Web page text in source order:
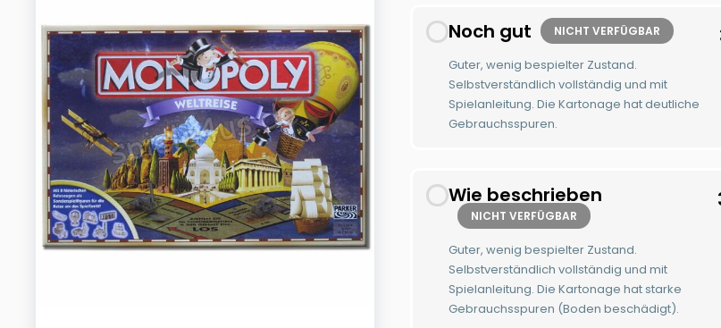
Noch gut NICHT VERFÜGBAR
Guter, wenig bespielter Zustand.
Selbstverständlich vollständig und mit
Spielanleitung. Die Kartonage hat deutliche
Gebrauchsspuren.
Wie beschrieben
NICHT VERFÜGBAR
Guter, wenig bespielter Zustand.
Selbstverständlich vollständig und mit
Spielanleitung. Die Kartonage hat starke
Gebrauchsspuren (Boden beschädigt).